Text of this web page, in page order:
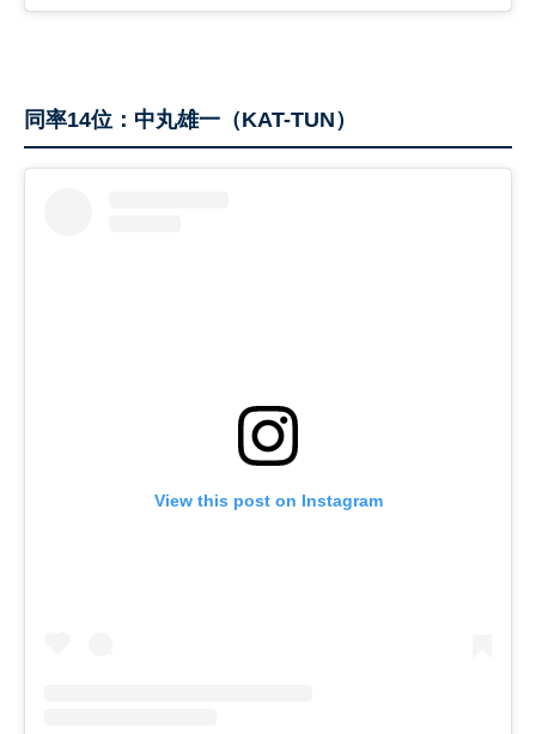
同率14位：中丸雄一（KAT-TUN）
View this post on Instagram